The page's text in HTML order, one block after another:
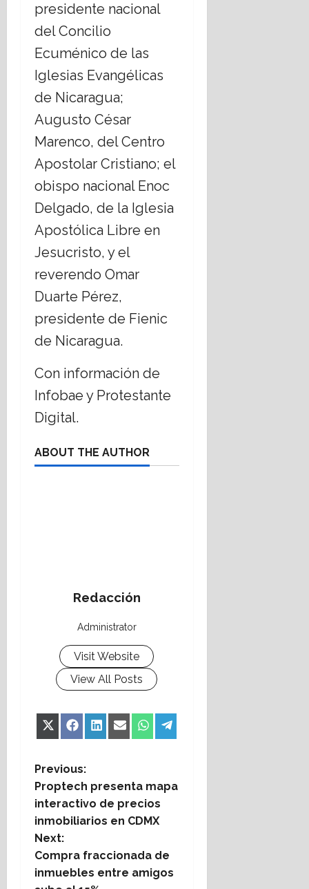
presidente nacional
del Concilio
Ecuménico de las
Iglesias Evangélicas
de Nicaragua;
Augusto César
Marenco, del Centro
Apostolar Cristiano; el
obispo nacional Enoc
Delgado, de la Iglesia
Apostólica Libre en
Jesucristo, y el
reverendo Omar
Duarte Pérez,
presidente de Fienic
de Nicaragua.
Con información de
Infobae y Protestante
Digital.
ABOUT THE AUTHOR
Redacción
Administrator
Visit Website
View All Posts
Share
X
Share
Facebook
Share
LinkedIn
Share
EmailShare
WhatsApp
Share
Telegram
P
o
s
t
n
Previous:
Proptech presenta mapa
interactivo de precios
inmobiliarios en CDMX
Next:
Compra fraccionada de
inmuebles entre amigos